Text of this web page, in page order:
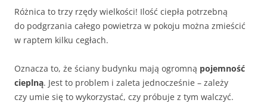
Różnica to trzy rzędy wielkości! Ilość ciepła potrzebną
do podgrzania całego powietrza w pokoju można zmieścić
w raptem kilku cegłach.
Oznacza to, że ściany budynku mają ogromną pojemność
cieplną. Jest to problem i zaleta jednocześnie – zależy
czy umie się to wykorzystać, czy próbuje z tym walczyć.